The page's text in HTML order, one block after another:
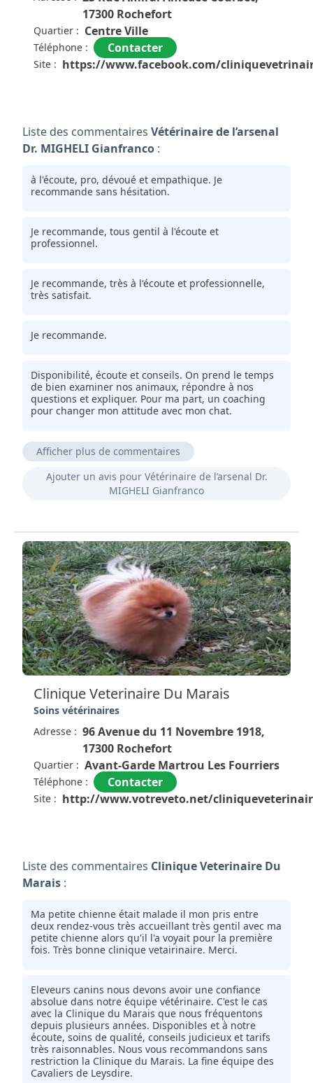
17300 Rochefort
Quartier : Centre Ville
Téléphone : Contacter
Site : https://www.facebook.com/
Liste des commentaires Vétérinaire de l’arsenal
Dr. MIGHELI Gianfranco :
à l'écoute, pro, dévoué et empathique. Je
recommande sans hésitation.
Je recommande, tous gentil à l'écoute et
professionnel.
Je recommande, très à l'écoute et professionnelle,
très satisfait.
Je recommande.
Disponibilité, écoute et conseils. On prend le temps
de bien examiner nos animaux, répondre à nos
questions et expliquer. Pour ma part, un coaching
pour changer mon attitude avec mon chat.
Afficher plus de commentaires
Je recommande cette clinique pour l'efficacité de son
équipe, son sérieux, très bon accueil, soutient dans
Veto sympa et secrétariat très sympa !
Je recommande.
Super stérilisation de ma petite minette très bien
passé et de bons conseils.
Ajouter un avis pour Vétérinaire de l’arsenal Dr.
MIGHELI Gianfranco
Clinique Veterinaire Du Marais
Soins vétérinaires
Adresse : 96 Avenue du 11 Novembre 1918,
17300 Rochefort
Quartier : Avant-Garde Martrou Les Fourriers
Téléphone : Contacter
Site : http://www.votreveto.net/
Liste des commentaires Clinique Veterinaire Du
Marais :
Ma petite chienne était malade il mon pris entre
deux rendez-vous très accueillant très gentil avec ma
petite chienne alors qu'il l'a voyait pour la première
fois. Très bonne clinique vetairinaire. Merci.
Eleveurs canins nous devons avoir une confiance
absolue dans notre équipe vétérinaire. C'est le cas
avec la Clinique du Marais que nous fréquentons
depuis plusieurs années. Disponibles et à notre
écoute, soins de qualité, conseils judicieux et tarifs
très raisonnables. Nous vous recommandons sans
restriction la Clinique du Marais. La fine équipe des
Cavaliers de Leysdire.